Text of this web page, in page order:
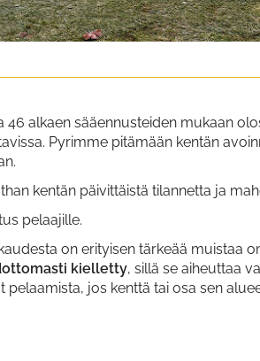
46 alkaen sääennusteiden mukaan
Pyrimme pitämään kentän
kentän päivittäistä tilannetta ja
pelaajille.
on erityisen tärkeää muistaa
kielletty, sillä se aiheuttaa
pelaamista, jos kenttä tai osa sen